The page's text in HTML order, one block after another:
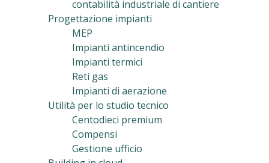
contabilità industriale di cantiere
Progettazione impianti
MEP
Impianti antincendio
Impianti termici
Reti gas
Impianti di aerazione
Utilità per lo studio tecnico
Centodieci premium
Compensi
Gestione ufficio